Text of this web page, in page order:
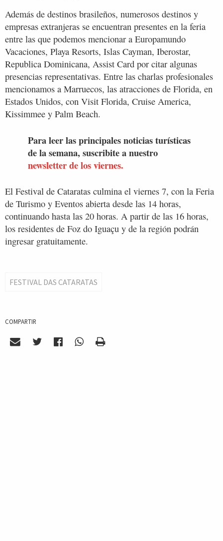
Además de destinos brasileños, numerosos destinos y
empresas extranjeras se encuentran presentes en la feria
entre las que podemos mencionar a Europamundo
Vacaciones, Playa Resorts, Islas Cayman, Iberostar,
Republica Dominicana, Assist Card por citar algunas
presencias representativas. Entre las charlas profesionales
mencionamos a Marruecos, las atracciones de Florida, en
Estados Unidos, con Visit Florida, Cruise America,
Kissimmee y Palm Beach.
Para leer las principales noticias turísticas
de la semana, suscribite a nuestro
newsletter de los viernes.
El Festival de Cataratas culmina el viernes 7, con la Feria
de Turismo y Eventos abierta desde las 14 horas,
continuando hasta las 20 horas. A partir de las 16 horas,
los residentes de Foz do Iguaçu y de la región podrán
ingresar gratuitamente.
FESTIVAL DAS CATARATAS
COMPARTIR